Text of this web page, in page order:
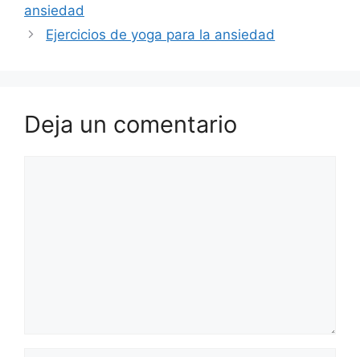
ansiedad
Ejercicios de yoga para la ansiedad
Deja un comentario